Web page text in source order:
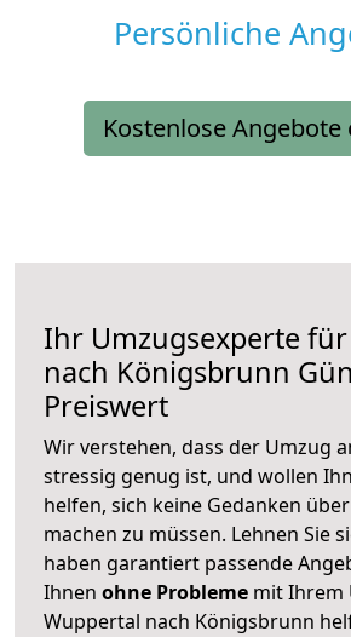
Persönliche
Kostenlose Angebote
Ihr Umzugsexperte
nach Königsbrunn
Preiswert
Wir verstehen, dass der Umzug
stressig genug ist, und wollen
helfen, sich keine Gedanken
machen zu müssen. Lehnen Sie
haben garantiert passende
Ihnen ohne Probleme mit Ihrem
Wuppertal nach Königsbrunn